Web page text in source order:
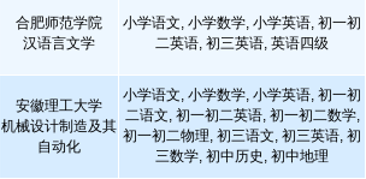
合肥师范学院
汉语言文学
小学语文, 小学数学, 小学英语, 初一初
二英语, 初三英语, 英语四级
安徽理工大学
机械设计制造及其
自动化
小学语文, 小学数学, 小学英语, 初一初
二语文, 初一初二英语, 初一初二数学,
初一初二物理, 初三语文, 初三英语, 初
三数学, 初中历史, 初中地理